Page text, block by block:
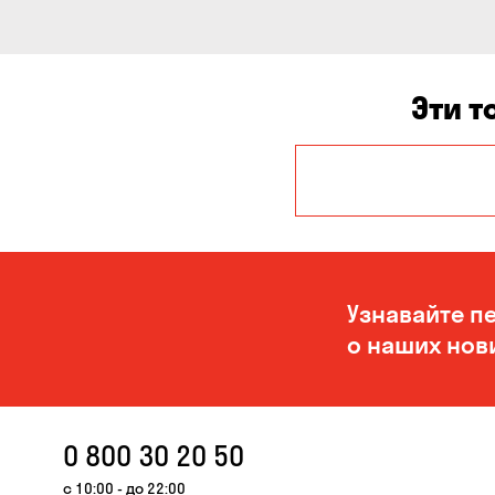
Эти
Белогородка
Вольная
Терешковка
Узнавайте
о наших
0 800 30 20 50
с 10:00 - до 22:00